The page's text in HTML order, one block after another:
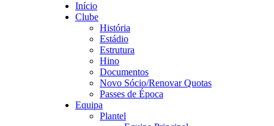
Início
Clube
História
Estádio
Estrutura
Hino
Documentos
Novo Sócio/Renovar Quotas
Passes de Época
Equipa
Plantel